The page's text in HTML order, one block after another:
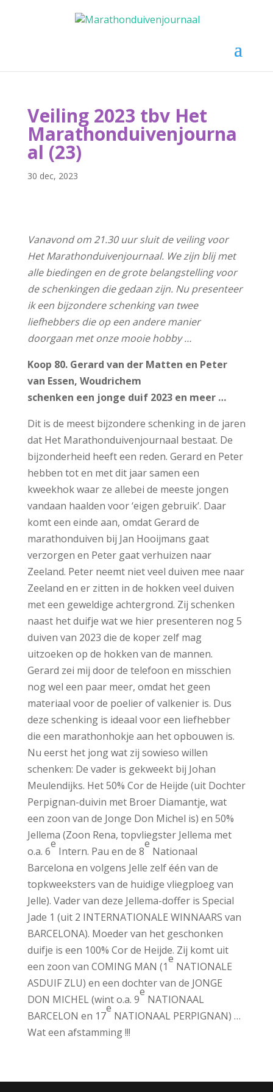
Veiling 2023 tbv Het
Marathonduivenjourna
al (23)
30 dec, 2023
Vanavond om 21.30 uur sluit de veiling voor
Het Marathonduivenjournaal. We zijn blij met
alle biedingen en de grote belangstelling voor
de schenkingen die gedaan zijn. Nu presenteer
ik een bijzondere schenking van twee
liefhebbers die op een andere manier
doorgaan met onze mooie hobby …
Koop 80. Gerard van der Matten en Peter
van Essen, Woudrichem
schenken een jonge duif 2023 en meer …
Dit is de meest bijzondere schenking in de jaren
dat Het Marathonduivenjournaal bestaat. De
bijzonderheid heeft een reden. Gerard en Peter
hebben tot en met dit jaar samen een
kweekhok waar ze allebei de meeste jongen
vandaan haalden voor ‘eigen gebruik’. Daar
komt een einde aan, omdat Gerard de
marathonduiven bij Jan Hooijmans gaat
verzorgen en Peter gaat verhuizen naar
Zeeland. Peter neemt niet veel duiven mee naar
Zeeland en er zitten in de hokken veel duiven
met een geweldige achtergrond. Zij schenken
naast het duifje wat we hier presenteren nog 5
duiven van 2023 die de koper zelf mag
uitzoeken op de hokken van de mannen.
Gerard zei mij door de telefoon en misschien
nog wel een paar meer, omdat het geen
materiaal voor de poelier of valkenier is. Dus
deze schenking is ideaal voor een liefhebber
die een marathonhokje aan het opbouwen is.
Nu eerst het jong wat zij sowieso willen
schenken: De vader is gekweekt bij Johan
Meulendijks. Het 50% Cor de Heijde (uit Dochter
Perpignan-duivin met Broer Diamantje, wat
een zoon van de Jonge Don Michel is) en 50%
Jellema (Zoon Rena, topvliegster Jellema met
o.a. 6
e
Intern. Pau en de 8
e
Nationaal
Barcelona en volgens Jelle zelf één van de
topkweeksters van de huidige vliegploeg van
Jelle). Vader van deze Jellema-doffer is Special
Jade 1 (uit 2 INTERNATIONALE WINNAARS van
BARCELONA). Moeder van het geschonken
duifje is een 100% Cor de Heijde. Zij komt uit
een zoon van COMING MAN (1
e
NATIONALE
ASDUIF ZLU) en een dochter van de JONGE
DON MICHEL (wint o.a. 9
e
NATIONAAL
BARCELON en 17
e
NATIONAAL PERPIGNAN) …
Wat een afstamming !!!